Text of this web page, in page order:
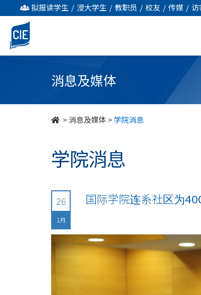
undefined
拟报读学生 / 浸大学生 / 教职员 / 校友 / 传媒 / 访
消息及媒体
>消息及媒体 >学院消息
学院消息
26
1月
国际学院连系社区为